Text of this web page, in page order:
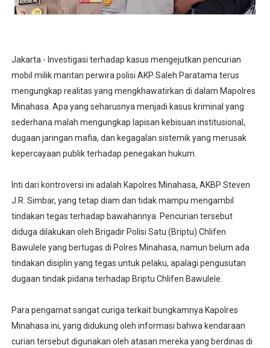
Jakarta - Investigasi terhadap kasus mengejutkan pencurian
mobil milik mantan perwira polisi AKP Saleh Paratama terus
mengungkap realitas yang mengkhawatirkan di dalam Mapolres
Minahasa. Apa yang seharusnya menjadi kasus kriminal yang
sederhana malah mengungkap lapisan kebisuan institusional,
dugaan jaringan mafia, dan kegagalan sistemik yang merusak
kepercayaan publik terhadap penegakan hukum.
Inti dari kontroversi ini adalah Kapolres Minahasa, AKBP Steven
J.R. Simbar, yang tetap diam dan tidak mampu mengambil
tindakan tegas terhadap bawahannya. Pencurian tersebut
diduga dilakukan oleh Brigadir Polisi Satu (Briptu) Chlifen
Bawulele yang bertugas di Polres Minahasa, namun belum ada
tindakan disiplin yang tegas untuk pelaku, apalagi pengusutan
dugaan tindak pidana terhadap Briptu Chlifen Bawulele.
Para pengamat sangat curiga terkait bungkamnya Kapolres
Minahasa ini, yang didukung oleh informasi bahwa kendaraan
curian tersebut digunakan oleh atasan mereka yang berdinas di